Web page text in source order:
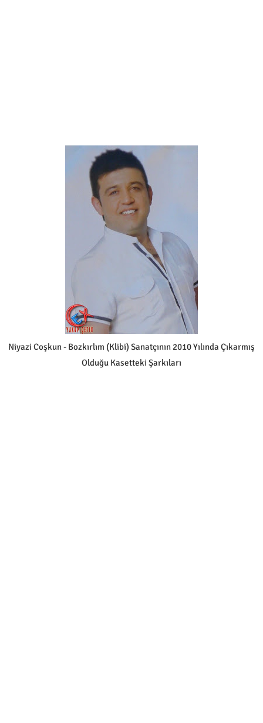
Niyazi Coşkun - Bozkırlım (Klibi) Sanatçının 2010 Yılında Çıkarmış
Olduğu Kasetteki Şarkıları